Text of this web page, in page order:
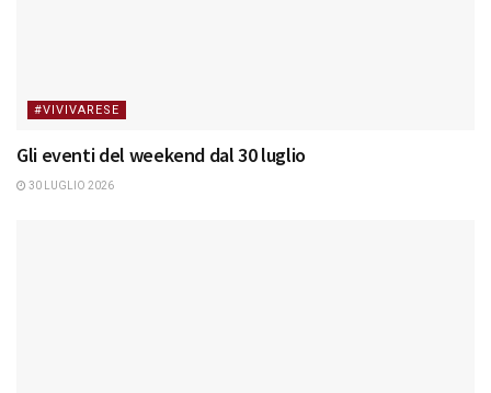
#VIVIVARESE
Gli eventi del weekend dal 30 luglio
30 LUGLIO 2026